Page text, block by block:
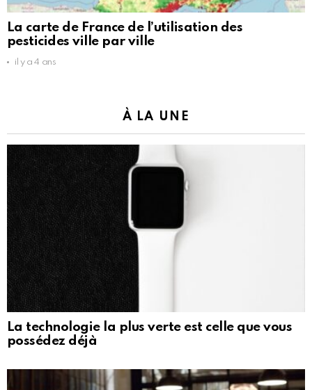
La carte de France de l’utilisation des
pesticides ville par ville
il y a 4 ans
À LA UNE
La technologie la plus verte est celle que vous
possédez déjà